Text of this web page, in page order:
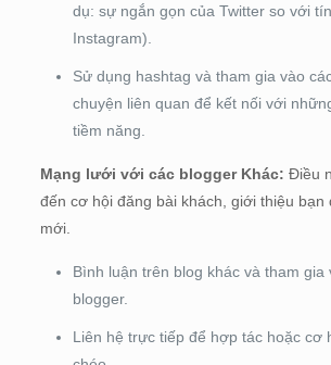
dụ: sự ngắn gọn của Twitter so với
Instagram).
Sử dụng hashtag và tham gia vào
chuyện liên quan để kết nối với
tiềm năng.
Mạng lưới với các blogger Khác: Điều
đến cơ hội đăng bài khách, giới thiệu bạn
mới.
Bình luận trên blog khác và tham gia
blogger.
Liên hệ trực tiếp để hợp tác hoặc cơ